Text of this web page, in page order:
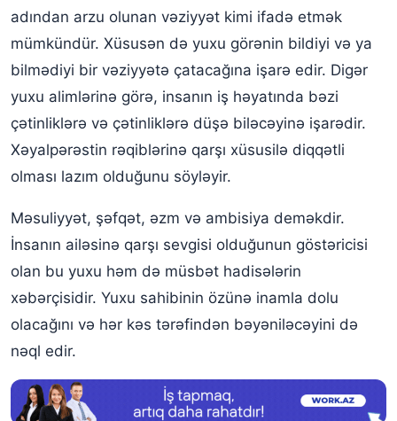
Yuxuda ölən ata ilə qucaqlaşmaq
Yuxuda atasının ağladığını görmək
Yuxuda atasının güldüyünü görmək
Yuxuda atasının əsəbləşdiyini görmək
Yuxuda atasının boşandığını görmək
Yuxuda atasının cənazəsini görmək
Yuxuda atasının pul verdiyini görmək
adından arzu olunan vəziyyət kimi ifadə etmək
mümkündür. Xüsusən də yuxu görənin bildiyi və ya
bilmədiyi bir vəziyyətə çatacağına işarə edir. Digər
yuxu alimlərinə görə, insanın iş həyatında bəzi
çətinliklərə və çətinliklərə düşə biləcəyinə işarədir.
Xəyalpərəstin rəqiblərinə qarşı xüsusilə diqqətli
olması lazım olduğunu söyləyir.
Məsuliyyət, şəfqət, əzm və ambisiya deməkdir.
İnsanın ailəsinə qarşı sevgisi olduğunun göstəricisi
olan bu yuxu həm də müsbət hadisələrin
xəbərçisidir. Yuxu sahibinin özünə inamla dolu
olacağını və hər kəs tərəfindən bəyəniləcəyini də
nəql edir.